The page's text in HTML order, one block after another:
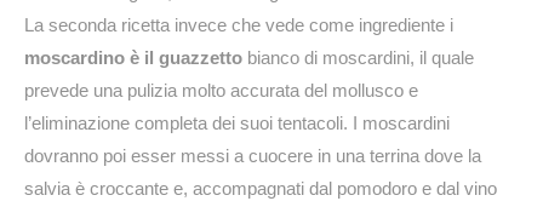
La seconda ricetta invece che vede come ingrediente i
moscardino è il guazzetto bianco di moscardini, il quale
prevede una pulizia molto accurata del mollusco e
l’eliminazione completa dei suoi tentacoli. I moscardini
dovranno poi esser messi a cuocere in una terrina dove la
salvia è croccante e, accompagnati dal pomodoro e dal vino